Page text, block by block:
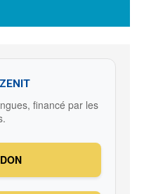
financé par les